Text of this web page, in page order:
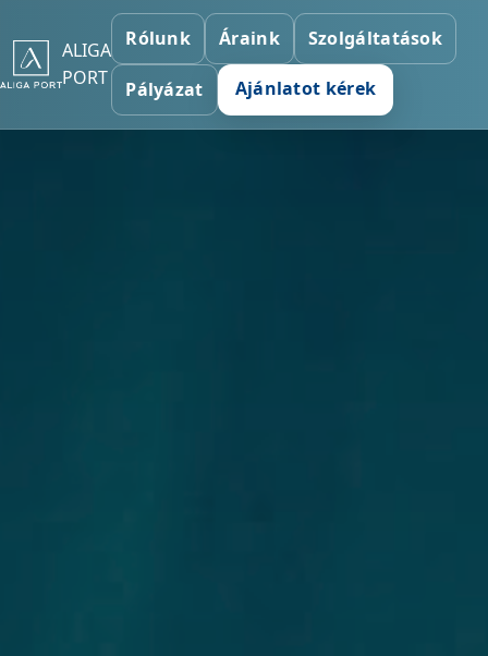
ALIGA
PORT
Rólunk Áraink Szolgáltatások
Pályázat Ajánlatot kérek